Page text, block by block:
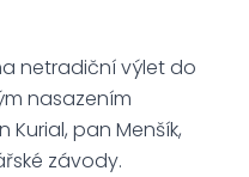
netradiční výlet do
nasazením
pan Menšík,
závody.